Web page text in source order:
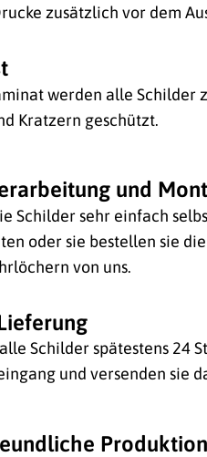
zusätzlich vor dem
werden alle Schilder
Kratzern geschützt.
und
Schilder sehr einfach
oder sie bestellen sie
von uns.
Schilder spätestens 24
und versenden sie
Produktion